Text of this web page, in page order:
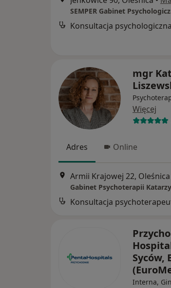
Konsultacja psychologiczna
mgr
Więcej
Adres Online
Armii Krajowej 22, Oleśnica
Gabinet Psychoterapii
Konsultacja
Syców,
Interna,